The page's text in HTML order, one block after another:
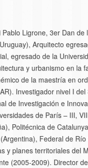
Pablo Ligrone, 3er Dan de
Arquitecto
egresado de la
y urbanismo en la
de la maestría en
Investigador nivel I
de Investigación e
de París – III,
Politécnica de
Federal de
y planes territoriales del
(2005-2009). Director